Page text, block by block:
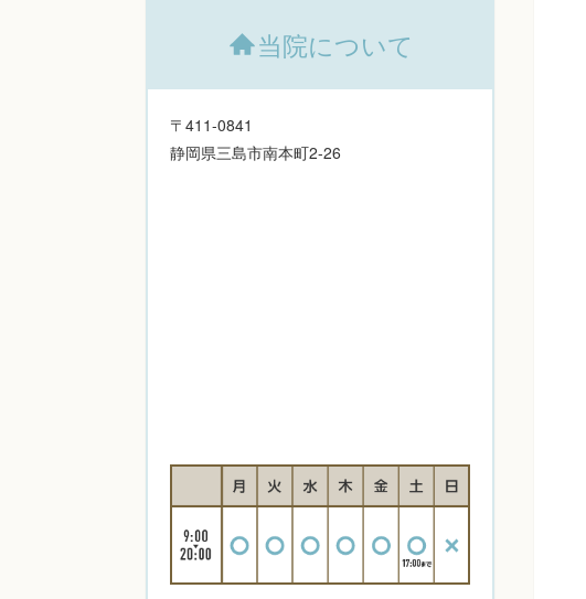
当院について
〒411-0841
静岡県三島市南本町2-26